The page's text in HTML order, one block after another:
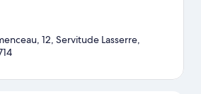
12, Servitude Lasserre,